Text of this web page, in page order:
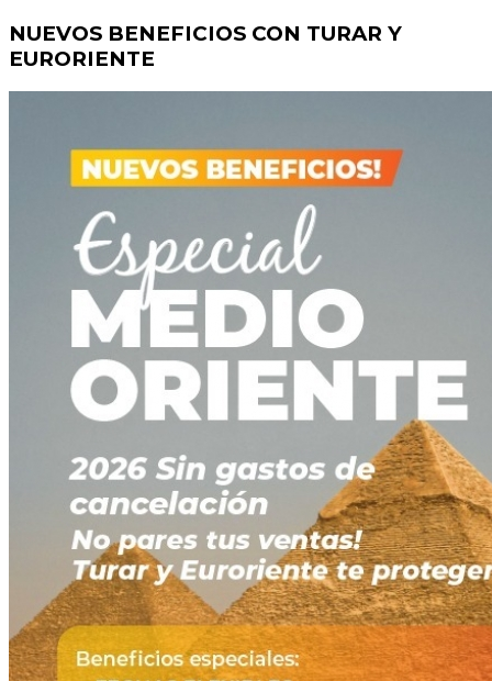
NUEVOS BENEFICIOS CON TURAR Y
EURORIENTE